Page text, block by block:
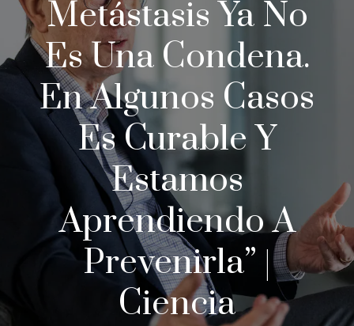
Metástasis Ya No
Es Una Condena.
En Algunos Casos
Es Curable Y
Estamos
Aprendiendo A
Prevenirla” |
Ciencia